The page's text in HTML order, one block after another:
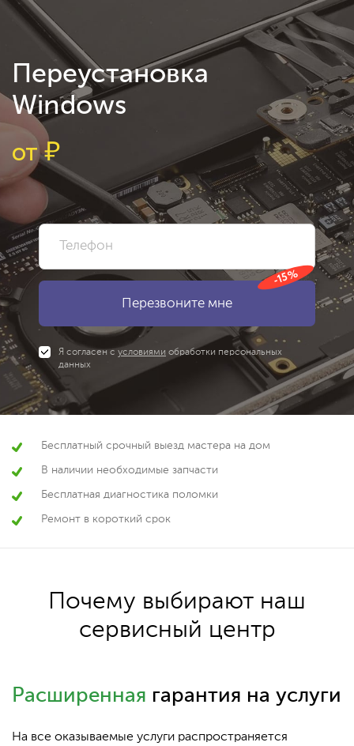
Переустановка
Windows
от₽
-15%
Я согласен с условиями обработки персональных
данных
Бесплатный срочный выезд мастера на дом
В наличии необходимые запчасти
Бесплатная диагностика поломки
Ремонт в короткий срок
Почему выбирают наш
сервисный центр
Расширенная гарантия на услуги
На все оказываемые услуги распространяется